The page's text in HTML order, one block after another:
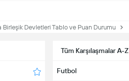
Devletleri Tablo ve Puan Durumu
Tüm Karşılaşmalar A-Z
Futbol